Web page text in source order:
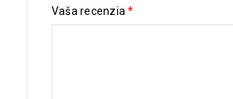
Vaša recenzia*